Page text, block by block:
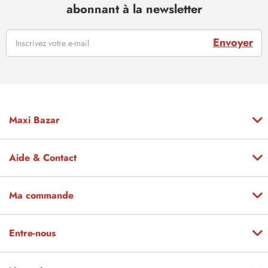
abonnant à la newsletter
Envoyer
Maxi Bazar
Aide & Contact
Ma commande
Entre-nous